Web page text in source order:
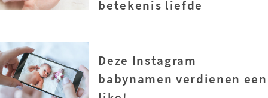
betekenis liefde
Deze Instagram
babynamen verdienen een